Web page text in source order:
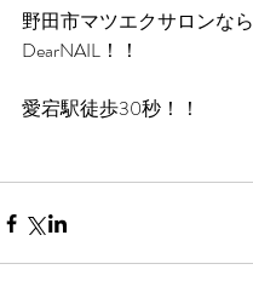
野田市マツエクサロンなら
DearNAIL！！
愛宕駅徒歩30秒！！